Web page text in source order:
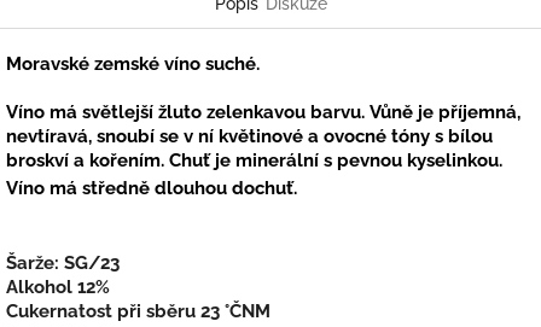
Moravské zemské víno suché.
Víno má světlejší žluto zelenkavou barvu. Vůně je příjemná,
nevtíravá, snoubí se v ní květinové a ovocné tóny s bílou
broskví a kořením. Chuť je minerální s pevnou kyselinkou.
Víno má středně dlouhou dochuť.
Šarže: SG/23
Alkohol 12%
Cukernatost při sběru 23 °ČNM